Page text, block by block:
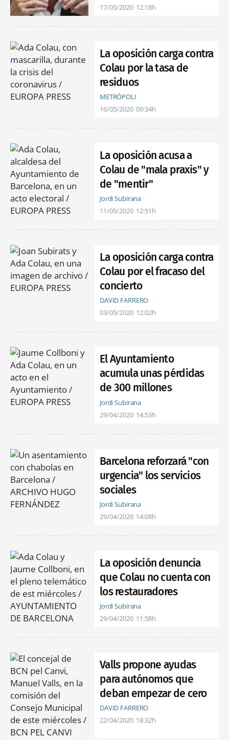
17/05/2020 12:18h
La oposición carga contra
Colau por la tasa de
residuos
METRÓPOLI
16/05/2020 09:34h
La oposición acusa a
Colau de "mala praxis" y
de "mentir"
Jordi Subirana
11/05/2020 12:51h
La oposición carga contra
Colau por el fracaso del
concierto
DAVID FARRERO
03/05/2020 12:02h
El Ayuntamiento
acumula unas pérdidas
de 300 millones
Jordi Subirana
29/04/2020 14:53h
Barcelona reforzará "con
urgencia" los servicios
sociales
Jordi Subirana
29/04/2020 14:08h
La oposición denuncia
que Colau no cuenta con
los restauradores
Jordi Subirana
29/04/2020 11:58h
Valls propone ayudas
para autónomos que
deban empezar de cero
DAVID FARRERO
22/04/2020 18:32h